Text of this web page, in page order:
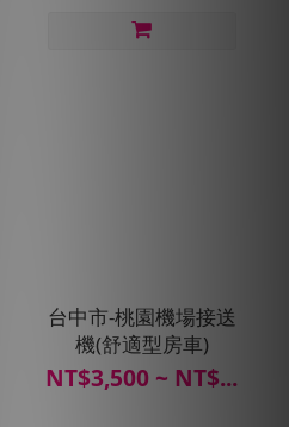
台中市-桃園機場接送
機(舒適型房車)
NT$3,500 ~ NT$...